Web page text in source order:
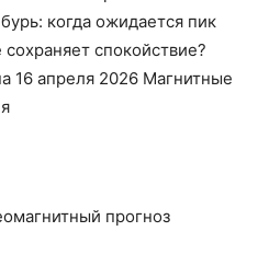
когда ожидается пик
спокойствие?
16 апреля 2026 Магнитные
прогноз